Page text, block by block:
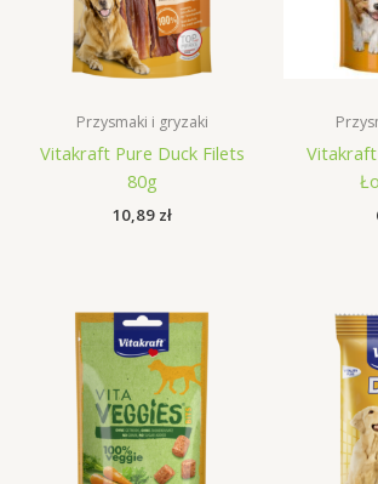
Przysmaki i gryzaki
Vitakraft Pure Duck Filets
80g
10,89 zł